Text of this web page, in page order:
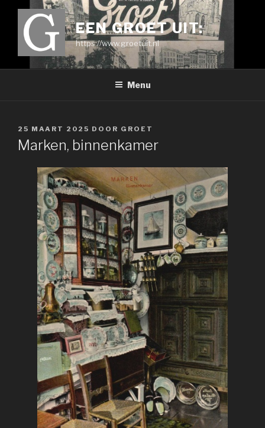
EEN GROET UIT:
https://www.groetuit.nl
Menu
GEPLAATST
OP
25 MAART 2025 DOOR GROET
Marken, binnenkamer